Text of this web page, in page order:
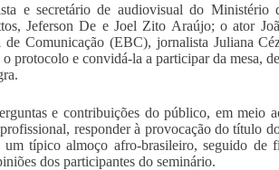
e secretário de audiovisual do
Jeferson De e Joel Zito Araújo; o ator
Comunicação (EBC), jornalista Juliana
e convidá-la a participar da mesa,
e contribuições do público, em meio
responder à provocação do título
típico almoço afro-brasileiro, seguido de
dos participantes do seminário.